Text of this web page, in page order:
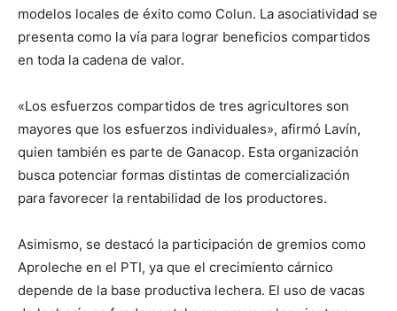
modelos locales de éxito como Colun. La asociatividad se
presenta como la vía para lograr beneficios compartidos
en toda la cadena de valor.
«Los esfuerzos compartidos de tres agricultores son
mayores que los esfuerzos individuales», afirmó Lavín,
quien también es parte de Ganacop. Esta organización
busca potenciar formas distintas de comercialización
para favorecer la rentabilidad de los productores.
Asimismo, se destacó la participación de gremios como
Aproleche en el PTI, ya que el crecimiento cárnico
depende de la base productiva lechera. El uso de vacas